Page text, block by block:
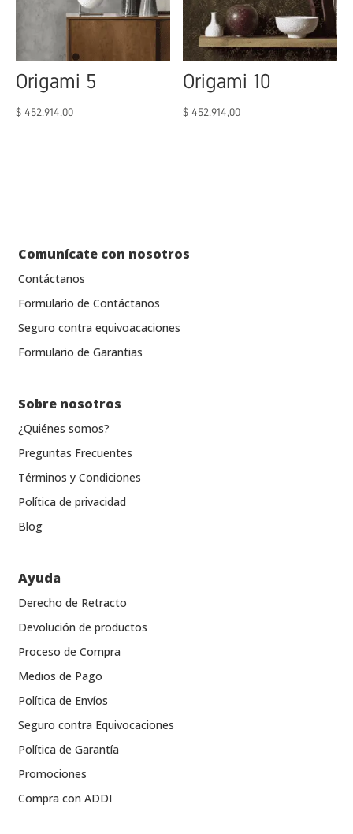
Origami 5
$ 452.914,00
Origami 10
$ 452.914,00
Comunícate con nosotros
Contáctanos
Formulario de Contáctanos
Seguro contra equivoacaciones
Formulario de Garantias
Sobre nosotros
¿Quiénes somos?
Preguntas Frecuentes
Términos y Condiciones
Política de privacidad
Blog
Ayuda
Derecho de Retracto
Devolución de productos
Proceso de Compra
Medios de Pago
Política de Envíos
Seguro contra Equivocaciones
Política de Garantía
Promociones
Compra con ADDI